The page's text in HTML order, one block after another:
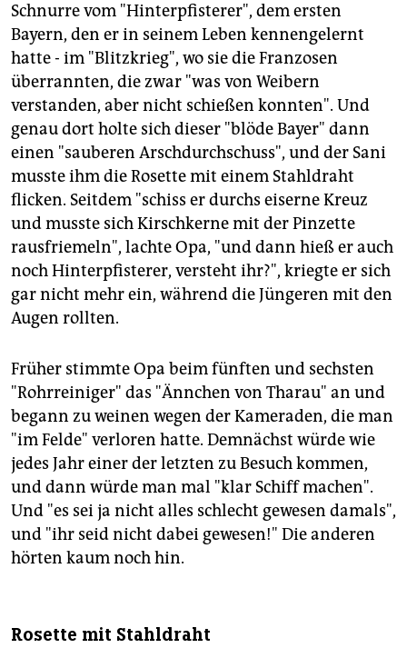
Schnurre vom "Hinterpfisterer", dem ersten
Bayern, den er in seinem Leben kennengelernt
hatte - im "Blitzkrieg", wo sie die Franzosen
überrannten, die zwar "was von Weibern
verstanden, aber nicht schießen konnten". Und
genau dort holte sich dieser "blöde Bayer" dann
einen "sauberen Arschdurchschuss", und der Sani
musste ihm die Rosette mit einem Stahldraht
flicken. Seitdem "schiss er durchs eiserne Kreuz
und musste sich Kirschkerne mit der Pinzette
rausfriemeln", lachte Opa, "und dann hieß er auch
noch Hinterpfisterer, versteht ihr?", kriegte er sich
gar nicht mehr ein, während die Jüngeren mit den
Augen rollten.
Früher stimmte Opa beim fünften und sechsten
"Rohrreiniger" das "Ännchen von Tharau" an und
begann zu weinen wegen der Kameraden, die man
"im Felde" verloren hatte. Demnächst würde wie
jedes Jahr einer der letzten zu Besuch kommen,
und dann würde man mal "klar Schiff machen".
Und "es sei ja nicht alles schlecht gewesen damals",
und "ihr seid nicht dabei gewesen!" Die anderen
hörten kaum noch hin.
Rosette mit Stahldraht